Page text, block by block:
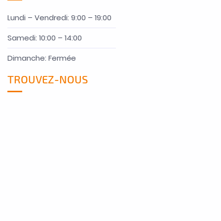
Lundi – Vendredi: 9:00 – 19:00
Samedi: 10:00 – 14:00
Dimanche: Fermée
TROUVEZ-NOUS